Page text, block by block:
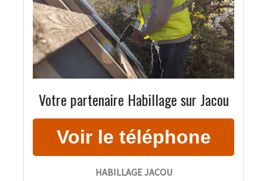
Votre partenaire Habillage sur Jacou
HABILLAGE JACOU